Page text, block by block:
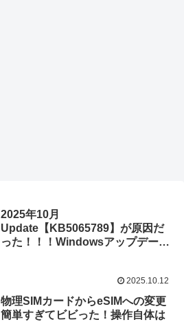
2025年10月
Update【KB5065789】が原因だ
った！！！Windowsアップデート
なった！！！【解決法】 2025.10.12
物理SIMカードからeSIMへの変更
簡単すぎてビビった！操作自体は